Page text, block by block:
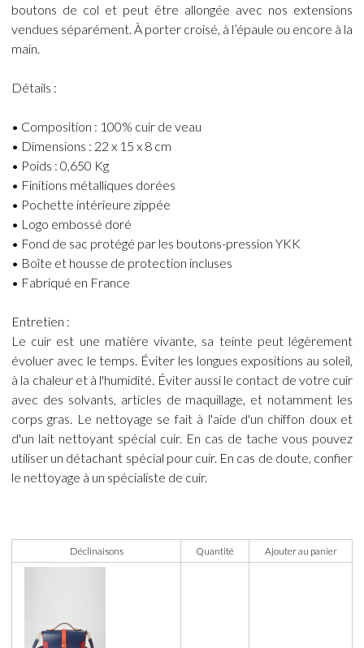
boutons de col et peut être allongée avec nos extensions
vendues séparément. À porter croisé, à l’épaule ou encore à la
main.
Détails :
• Composition : 100% cuir de veau
• Dimensions : 22 x 15 x 8 cm
• Poids : 0,650 Kg
• Finitions métalliques dorées
• Pochette intérieure zippée
• Logo embossé doré
• Fond de sac protégé par les boutons-pression YKK
• Boîte et housse de protection incluses
• Fabriqué en France
Entretien :
Le cuir est une matière vivante, sa teinte peut légèrement
évoluer avec le temps. Éviter les longues expositions au soleil,
à la chaleur et à l'humidité. Éviter aussi le contact de votre cuir
avec des solvants, articles de maquillage, et notamment les
corps gras. Le nettoyage se fait à l'aide d'un chiffon doux et
d'un lait nettoyant spécial cuir. En cas de tache vous pouvez
utiliser un détachant spécial pour cuir. En cas de doute, confier
le nettoyage à un spécialiste de cuir.
Déclinaisons Quantité Ajouter au panier